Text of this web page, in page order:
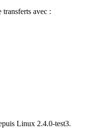
avec :
Linux 2.4.0-test3.